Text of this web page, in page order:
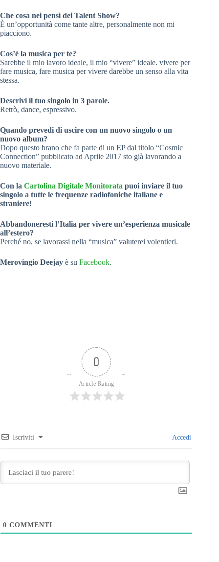
Che cosa nei pensi dei Talent Show?
È un’opportunità come tante altre, personalmente non mi
piacciono.
Cos’è la musica per te?
Sarebbe il mio lavoro ideale, il mio “vivere” ideale. vivere per
fare musica, fare musica per vivere darebbe un senso alla vita
stessa.
Descrivi il tuo singolo in 3 parole.
Retrò, dance, espressivo.
Quando prevedi di uscire con un nuovo singolo o un
nuovo album?
Dopo questo brano che fa parte di un EP dal titolo “Cosmic
Connection” pubblicato ad Aprile 2017 sto già lavorando a
nuovo materiale.
Con la Cartolina Digitale Monitorata puoi inviare il tuo
singolo a tutte le frequenze radiofoniche italiane e
straniere!
Abbandoneresti l’Italia per vivere un’esperienza musicale
all’estero?
Perché no, se lavorassi nella “musica” valuterei volentieri.
Merovingio Deejay è su Facebook.
0
Article Rating
Iscriviti Accedi
0 COMMENTI